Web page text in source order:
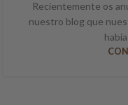
Recientemente os
nuestro blog que